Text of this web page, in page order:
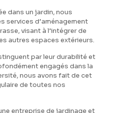
dans un jardin, nous
services d’aménagement
visant à l’intégrer de
autres espaces extérieurs.
par leur durabilité et
engagés dans la
nous avons fait de cet
de toutes nos
entreprise de jardinage et